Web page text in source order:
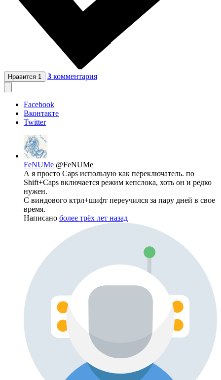
Нравится 1 3 комментария
Facebook
Вконтакте
Twitter
FeNUMe @FeNUMe
А я просто Caps использую как переключатель. по
Shift+Caps включается режим кепслока, хоть он и редко
нужен.
С виндового ктрл+шифт переучился за пару дней в свое
время.
Написано более трёх лет назад